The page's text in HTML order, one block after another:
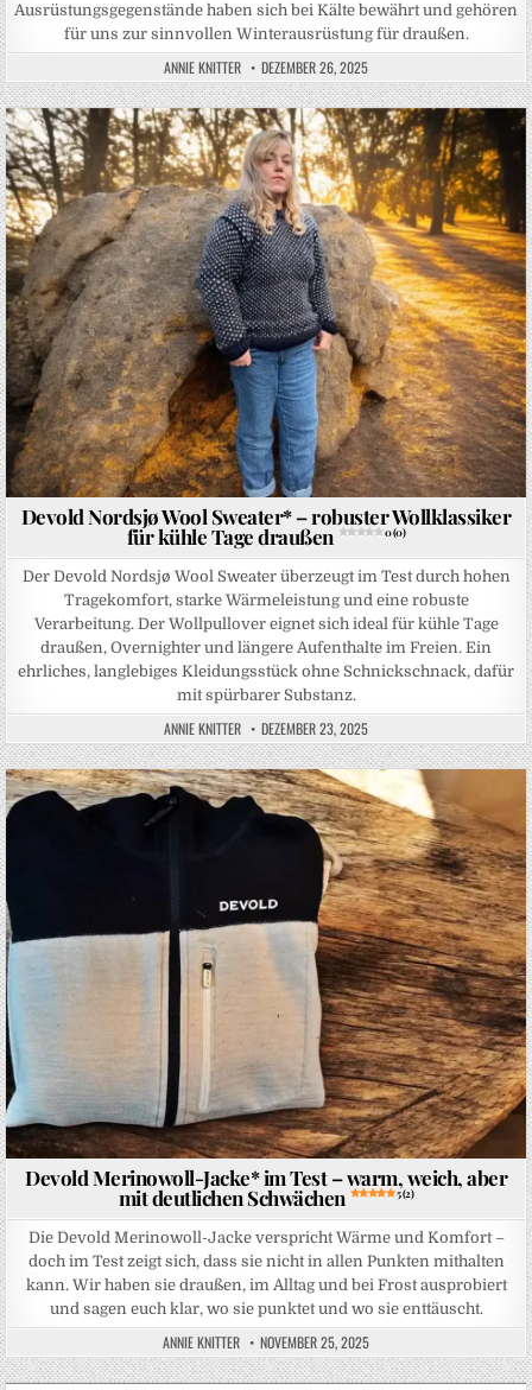
Ausrüstungsgegenstände haben sich bei Kälte bewährt und gehören
für uns zur sinnvollen Winterausrüstung für draußen.
ANNIE KNITTER DEZEMBER 26, 2025
Posted in
Devold Nordsjø Wool Sweater* – robuster Wollklassiker
für kühle Tage draußen 0 (0)
Der Devold Nordsjø Wool Sweater überzeugt im Test durch hohen
Tragekomfort, starke Wärmeleistung und eine robuste
Verarbeitung. Der Wollpullover eignet sich ideal für kühle Tage
draußen, Overnighter und längere Aufenthalte im Freien. Ein
ehrliches, langlebiges Kleidungsstück ohne Schnickschnack, dafür
mit spürbarer Substanz.
ANNIE KNITTER DEZEMBER 23, 2025
Posted in
Devold Merinowoll-Jacke* im Test – warm, weich, aber
mit deutlichen Schwächen 5 (2)
Die Devold Merinowoll-Jacke verspricht Wärme und Komfort –
doch im Test zeigt sich, dass sie nicht in allen Punkten mithalten
kann. Wir haben sie draußen, im Alltag und bei Frost ausprobiert
und sagen euch klar, wo sie punktet und wo sie enttäuscht.
ANNIE KNITTER NOVEMBER 25, 2025